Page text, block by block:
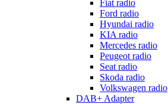
Fiat radio
Ford radio
Hyundai radio
KIA radio
Mercedes radio
Peugeot radio
Seat radio
Skoda radio
Volkswagen radio
DAB+ Adapter